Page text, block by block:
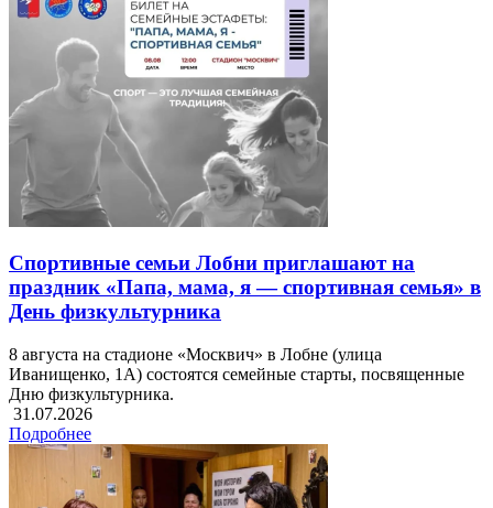
Спортивные семьи Лобни приглашают на
праздник «Папа, мама, я — спортивная семья» в
День физкультурника
8 августа на стадионе «Москвич» в Лобне (улица
Иванищенко, 1А) состоятся семейные старты, посвященные
Дню физкультурника.
31.07.2026
Подробнее